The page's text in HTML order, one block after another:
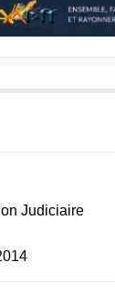
Judiciaire